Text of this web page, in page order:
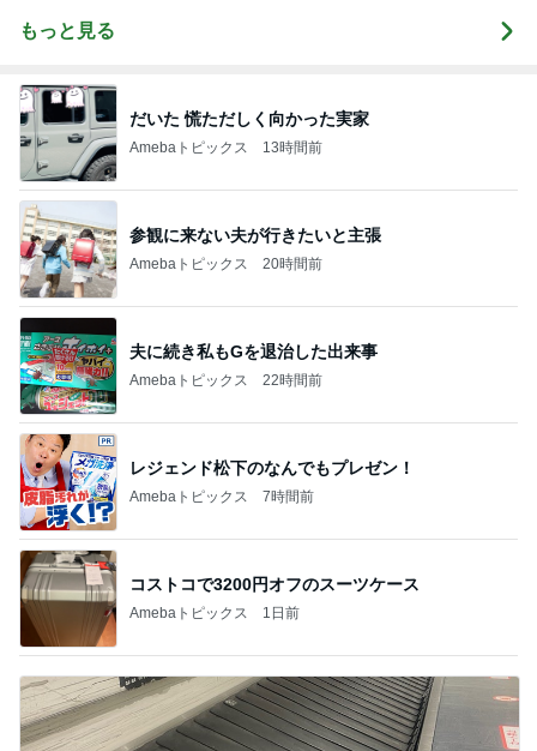
もっと見る
だいた 慌ただしく向かった実家
Amebaトピックス 13時間前
参観に来ない夫が行きたいと主張
Amebaトピックス 20時間前
夫に続き私もGを退治した出来事
Amebaトピックス 22時間前
レジェンド松下のなんでもプレゼン！
Amebaトピックス 7時間前
コストコで3200円オフのスーツケース
Amebaトピックス 1日前